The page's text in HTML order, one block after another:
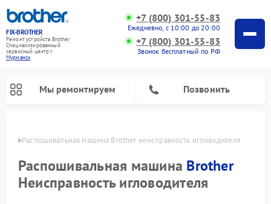
FIX-BROTHER
Ремонт устройств Brother
Специализированный
cервисный центр г.
Мурманск
+7 (800) 301-55-83
Ежедневно, с 10:00 до 20:00
+7 (800) 301-55-83
Звонок бесплатный по РФ
Мы ремонтируем Позвонить
Распошивальная машина Brother неисправность игловодителя
Распошивальная машина Brother
Неисправность игловодителя